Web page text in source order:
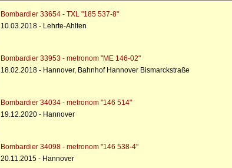
Bombardier 33654 - TXL "185 537-8"
10.03.2018 - Lehrte-Ahlten
Bombardier 33953 - metronom "ME 146-02"
18.02.2018 - Hannover, Bahnhof Hannover Bismarckstraße
Bombardier 34034 - metronom "146 514"
19.12.2020 - Hannover
Bombardier 34098 - metronom "146 538-4"
20.11.2015 - Hannover